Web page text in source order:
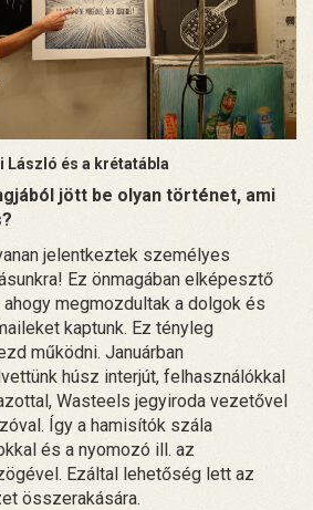
László és a krétatábla
jött be olyan történet, ami
jelentkeztek személyes
Ez önmagában elképesztő
megmozdultak a dolgok és
kaptunk. Ez tényleg
működni. Januárban
húsz interjút, felhasználókkal
Wasteels jegyiroda vezetővel
Így a hamisítók szála
és a nyomozó ill. az
Ezáltal lehetőség lett az
összerakására.